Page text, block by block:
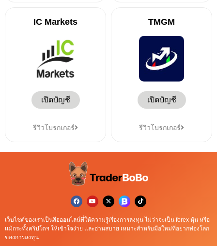
IC Markets
เปิดบัญชี
รีวิวโบรกเกอร์
TMGM
เปิดบัญชี
รีวิวโบรกเกอร์
เว็บไซต์ของเราเป็นสื่อออนไลน์ที่ให้ความรู้เรื่องการลงทุน ไม่ว่าจะเป็น forex หุ้น หรือ
เเม้กระทั้งคริปโตฯ ให้เข้าใจง่าย เเละอ่านสบาย เหมาะสำหรับมือใหม่ที่อยากท่องโลก
ของการลงทุน